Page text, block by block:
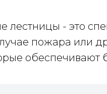
- это
пожара или
обеспечивают